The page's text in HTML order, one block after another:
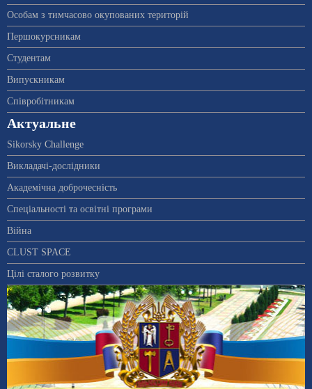
Особам з тимчасово окупованих територій
Першокурсникам
Студентам
Випускникам
Співробітникам
Актуальне
Sikorsky Challenge
Викладачі-дослідники
Академічна доброчесність
Спеціальності та освітні програми
Війна
CLUST SPACE
Цілі сталого розвитку